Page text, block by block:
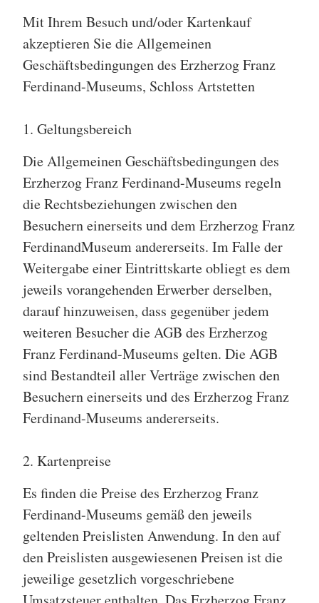
Mit Ihrem Besuch und/oder Kartenkauf
akzeptieren Sie die Allgemeinen
Geschäftsbedingungen des Erzherzog Franz
Ferdinand-Museums, Schloss Artstetten
1. Geltungsbereich
Die Allgemeinen Geschäftsbedingungen des
Erzherzog Franz Ferdinand-Museums regeln
die Rechtsbeziehungen zwischen den
Besuchern einerseits und dem Erzherzog Franz
FerdinandMuseum andererseits. Im Falle der
Weitergabe einer Eintrittskarte obliegt es dem
jeweils vorangehenden Erwerber derselben,
darauf hinzuweisen, dass gegenüber jedem
weiteren Besucher die AGB des Erzherzog
Franz Ferdinand-Museums gelten. Die AGB
sind Bestandteil aller Verträge zwischen den
Besuchern einerseits und des Erzherzog Franz
Ferdinand-Museums andererseits.
2. Kartenpreise
Es finden die Preise des Erzherzog Franz
Ferdinand-Museums gemäß den jeweils
geltenden Preislisten Anwendung. In den auf
den Preislisten ausgewiesenen Preisen ist die
jeweilige gesetzlich vorgeschriebene